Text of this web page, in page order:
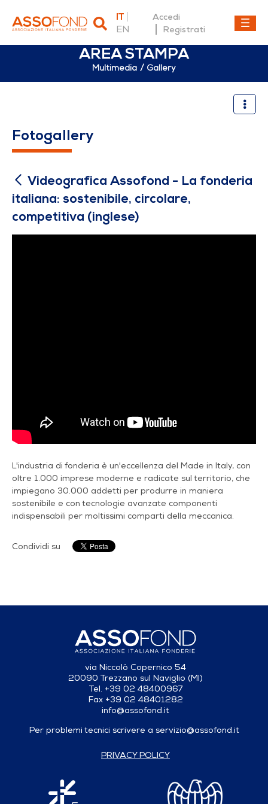
IT
EN
Accedi
Registrati
AREA STAMPA
Multimedia Gallery
Videografica Assofond -
Fotogallery
Videografica Assofond - La fonderia
italiana: sostenibile, circolare,
competitiva (inglese)
L'industria di fonderia è un'eccellenza del Made in Italy, con
oltre 1.000 imprese moderne e radicate sul territorio, che
impiegano 30.000 addetti per produrre in maniera
sostenibile e con tecnologie avanzate componenti
indispensabili per moltissimi comparti della meccanica.
Condividi su
via Niccolò Copernico 54
20090 Trezzano sul Naviglio (MI)
Tel. +39 02 48400967
Fax +39 02 48401282
info@assofond.it
Per problemi tecnici scrivere a servizio@assofond.it
PRIVACY POLICY